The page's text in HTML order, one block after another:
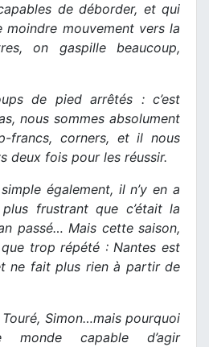
de déborder, et qui
moindre mouvement vers la
on gaspille beaucoup,
de pied arrêtés : c’est
nous sommes absolument
francs, corners, et il nous
deux fois pour les réussir.
également, il n’y en a
plus frustrant que c’était la
passé… Mais cette saison,
que trop répété : Nantes est
ne fait plus rien à partir de
Simon…mais pourquoi
capable d’agir